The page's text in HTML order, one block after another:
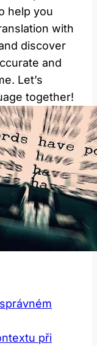
help you
with
discover
and
Let’s
together!
při